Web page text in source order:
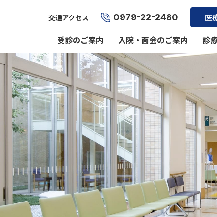
交通アクセス 0979-22-2480 医
受診のご案内 入院・面会のご案内 診